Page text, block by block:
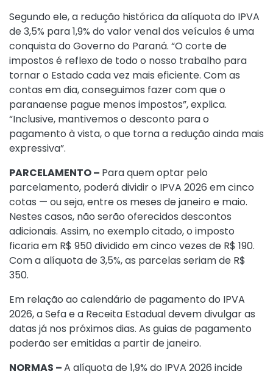
Segundo ele, a redução histórica da alíquota do IPVA
de 3,5% para 1,9% do valor venal dos veículos é uma
conquista do Governo do Paraná. “O corte de
impostos é reflexo de todo o nosso trabalho para
tornar o Estado cada vez mais eficiente. Com as
contas em dia, conseguimos fazer com que o
paranaense pague menos impostos”, explica.
“Inclusive, mantivemos o desconto para o
pagamento à vista, o que torna a redução ainda mais
expressiva”.
PARCELAMENTO – Para quem optar pelo
parcelamento, poderá dividir o IPVA 2026 em cinco
cotas — ou seja, entre os meses de janeiro e maio.
Nestes casos, não serão oferecidos descontos
adicionais. Assim, no exemplo citado, o imposto
ficaria em R$ 950 dividido em cinco vezes de R$ 190.
Com a alíquota de 3,5%, as parcelas seriam de R$
350.
Em relação ao calendário de pagamento do IPVA
2026, a Sefa e a Receita Estadual devem divulgar as
datas já nos próximos dias. As guias de pagamento
poderão ser emitidas a partir de janeiro.
NORMAS –A alíquota de 1,9% do IPVA 2026 incide